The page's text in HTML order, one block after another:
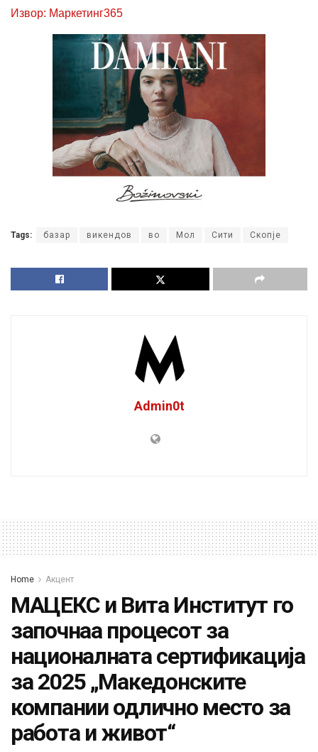
Извор: Маркетинг365
Tags: базар викендов во Мол Сити Скопје
Admin0t
Home Акцент
МАЦЕКС и Вита Институт го
започнаа процесот за
националната сертификација
за 2025 „Македонските
компании одлично место за
работа и живот“